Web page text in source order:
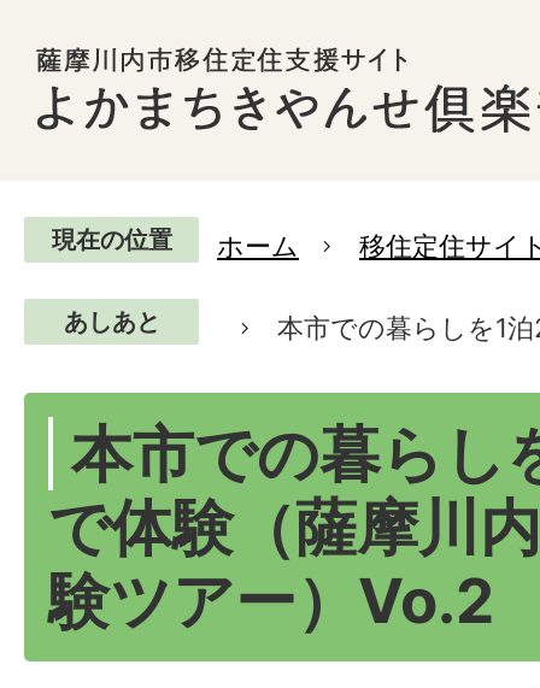
現在の位置 ホーム 移住定住サイ
あしあと 本市での暮らしを1
本市での暮らし
で体験（薩摩川
験ツアー）Vo.2